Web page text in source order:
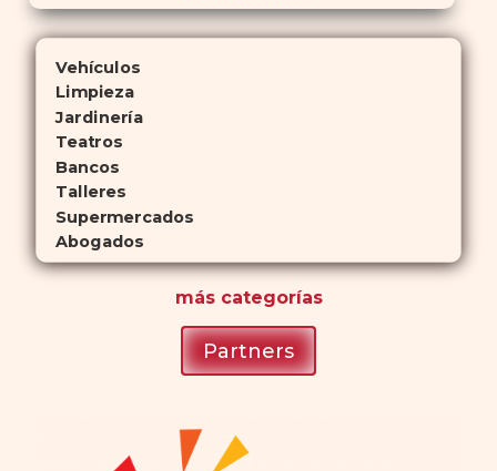
Vehículos
Limpieza
Jardinería
Teatros
Bancos
Talleres
Supermercados
Abogados
máscategorías
Partners